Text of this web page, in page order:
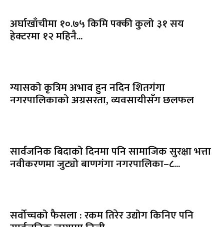
अर्घाखाँचीमा १०.७५ किमि पक्की कुलो ३१ सय
हेक्टरमा १२ महिनै...
ग्यासको कृत्रिम अभाव हुन नदिन शितगंगा
नगरपालिकाको अग्रसरता, व्यवसायीसँग छलफल
सार्वजनिक बिदाको दिनमा पनि सामाजिक सुरक्षा भत्ता
नवीकरणमा जुट्यो बाणगंगा नगरपालिका–८...
सर्वोच्चको फैसला : रकम तिरेर उद्योग किनिए पनि